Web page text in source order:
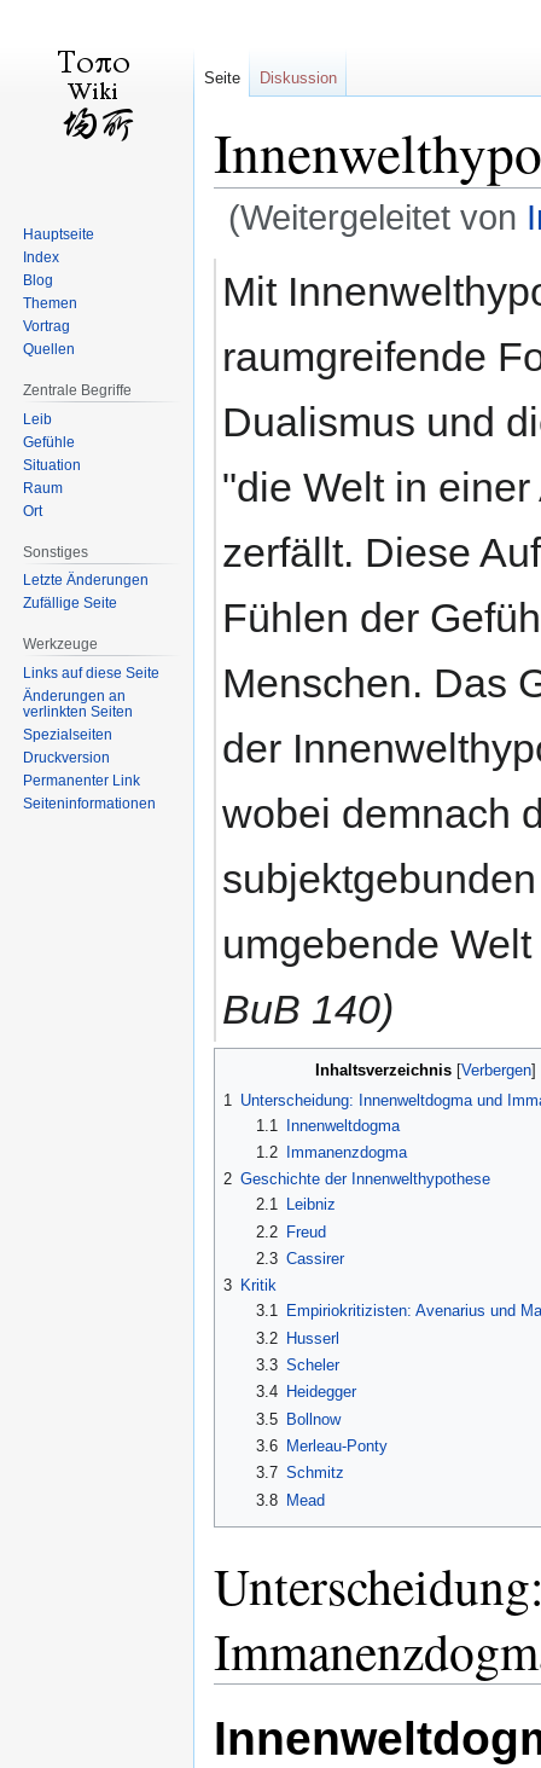
(Weitergeleitet von
Navigation
Suche
Mit
raumgreifende
Dualismus und
"die Welt in
zerfällt. Diese
Fühlen der
Menschen. Das
der
wobei demnach
umgebende
BuB 140)
Inhaltsverzeichnis
1
Unterscheidung: Innenweltdogma und
1.1
Innenweltdogma
1.2
Immanenzdogma
2 Geschichte der Innenwelthypothese
2.1
Leibniz
2.2 Freud
2.3 Cassirer
3 Kritik
3.1
Empiriokritizisten: Avenarius und
3.2 Husserl
3.3 Scheler
3.4
Heidegger
3.5 Bollnow
3.6
Merleau-Ponty
3.7 Schmitz
3.8 Mead
Seite Diskussion
Hauptseite
Index
Blog
Themen
Vortrag
Quellen
Zentrale Begriffe
Leib
Gefühle
Situation
Raum
Ort
Sonstiges
Letzte Änderungen
Zufällige Seite
Werkzeuge
Links auf diese Seite
Änderungen an
verlinkten Seiten
Spezialseiten
Druckversion
Permanenter Link
Seiten­informationen